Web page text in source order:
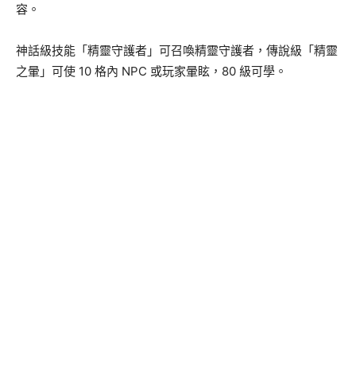
容。
神話級技能「精靈守護者」可召喚精靈守護者，傳說級「精靈
之暈」可使 10 格內 NPC 或玩家暈眩，80 級可學。